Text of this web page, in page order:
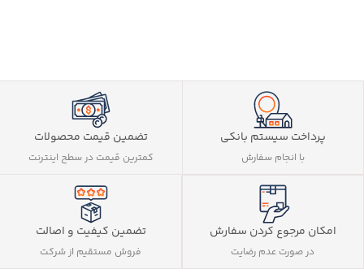
پرداخت سیستم بانکی
با انجام سفارش
تضمین قیمت محصولات
کمترین قیمت در سطح اینترنت
امکان مرجوع کردن سفارش
در صورت عدم رضایت
تضمین کیفیت و اصالت
فروش مستقیم از شرکت